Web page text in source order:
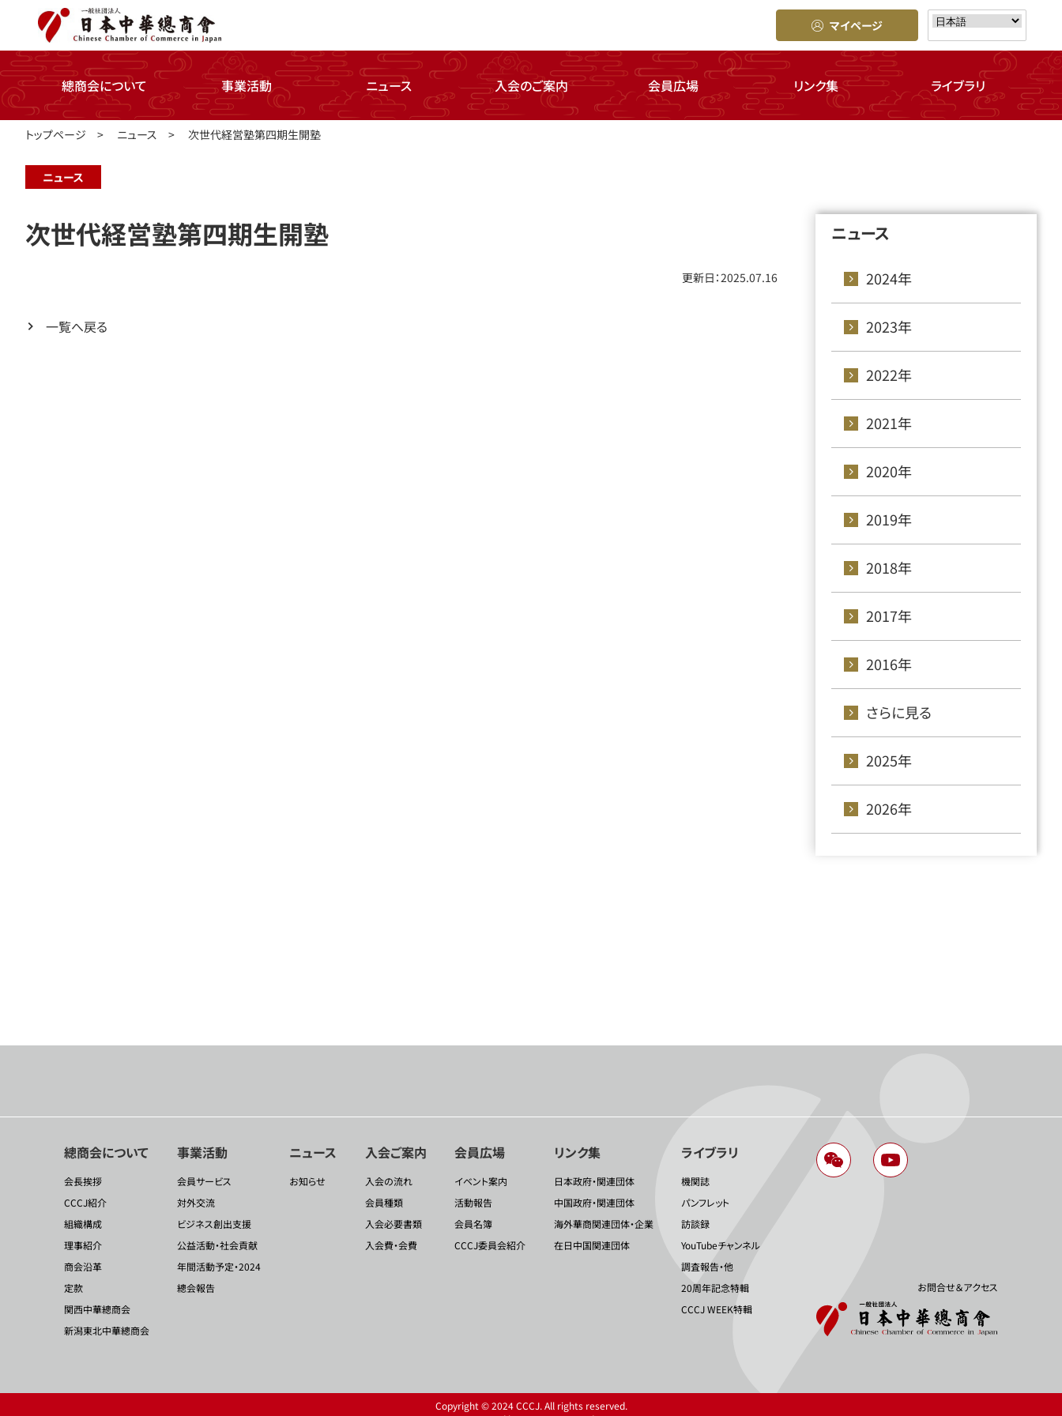
マイページ
總商会について 事業活動 ニュース 入会のご案内 会員広場 リンク集 ライブラリ
トップページ > ニュース > 次世代経営塾第四期生開塾
ニュース
次世代経営塾第四期生開塾
更新日：2025.07.16
一覧へ戻る
ニュース
2024年
2023年
2022年
2021年
2020年
2019年
2018年
2017年
2016年
さらに見る
2025年
2026年
總商会について
会長挨拶
CCCJ紹介
組織構成
理事紹介
商会沿革
定款
関西中華總商会
新潟東北中華總商会
事業活動
会員サービス
対外交流
ビジネス創出支援
公益活動・社会貢献
年間活動予定・2024
總会報告
ニュース
お知らせ
入会ご案内
入会の流れ
会員種類
入会必要書類
入会費・会費
会員広場
イベント案内
活動報告
会員名簿
CCCJ委員会紹介
リンク集
日本政府・関連団体
中国政府・関連団体
海外華商関連団体・企業
在日中国関連団体
ライブラリ
機関誌
パンフレット
訪談録
YouTubeチャンネル
調査報告・他
20周年記念特輯
CCCJ WEEK特輯
お問合せ＆アクセス
Copyright © 2024 CCCJ. All rights reserved.